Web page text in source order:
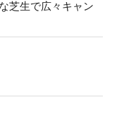
芝生で広々キャン